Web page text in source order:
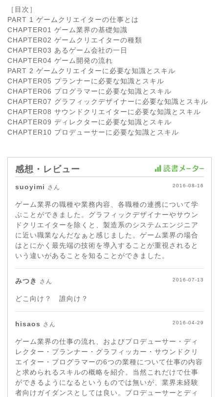
［目次］
PART 1 ゲームクリエイターの仕事とは
CHAPTER01 ゲーム業界の基礎知識
CHAPTER02 ゲームクリエイターの種類
CHAPTER03 あるゲーム会社の一日
CHAPTER04 ゲーム開発の流れ
PART 2 ゲームクリエイターに必要な知識とスキル
CHAPTER05 プランナーに必要な知識とスキル
CHAPTER06 プログラマーに必要な知識とスキル
CHAPTER07 グラフィックデザイナーに必要な知識とスキル
CHAPTER08 サウンドクリエイターに必要な知識とスキル
CHAPTER09 ディレクターに必要な知識とスキル
CHAPTER10 プロデューサーに必要な知識とスキル
感想・レビュー
suoyimi さん 2016-08-16
ゲーム業界の職種や業務内容、各職種の連携について学
ぶことができました。グラフィックデザイナーやサウン
ドクリエイターを除くと、製造系のシステムエンジニア
に近い職業なんだなぁと感じました。ゲーム業界の場合
はとにかく最先端の技術を導入することが重視されると
いう違いがあることを知ることができました。
みつき さん 2016-07-13
どこ向け？ 誰向け？
hisaos さん 2016-04-29
ゲーム業界の仕事の流れ、およびプロデューサー・ディ
レクター・プランナー・グラフィッカー・サウンドクリ
エイター・プログラマーの6つの業種について仕事の内容
と求められるスキルの概略を紹介。当然これだけで仕事
ができるようになるというものでは無いが、業界未経験
者向けガイダンスとしては良い。プロデューサーとディ